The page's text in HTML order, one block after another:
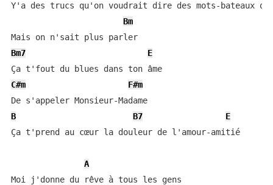
Y'a des trucs qu'on voudrait dire des mots-bateaux
Bm
Mais on n'sait plus parler
Bm7
E
Ça t'fout du blues dans ton âme
C#m
F#m
De s'appeler Monsieur-Madame
B
B7
E
Ça t'prend au cœur la douleur de l'amour-amitié
A
Moi j'donne du rêve à tous les gens